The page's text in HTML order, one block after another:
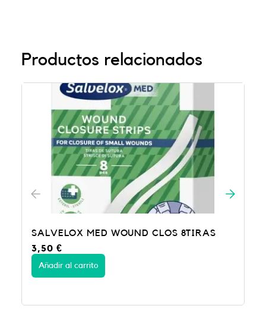
Productos relacionados
8TIRAS
SALVELOX TEXTIL EL 100X6